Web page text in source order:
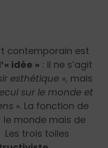
contemporain est
idée » : il ne s’agit
esthétique », mais
sur le monde et
». La fonction de
le monde mais de
Les trois toiles